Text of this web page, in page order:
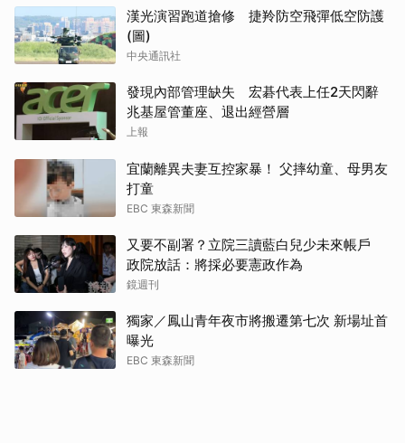
漢光演習跑道搶修 捷羚防空飛彈低空防護
(圖)
中央通訊社
發現內部管理缺失 宏碁代表上任2天閃辭
兆基屋管董座、退出經營層
上報
宜蘭離異夫妻互控家暴！ 父摔幼童、母男友
打童
EBC 東森新聞
又要不副署？立院三讀藍白兒少未來帳戶
政院放話：將採必要憲政作為
鏡週刊
獨家／鳳山青年夜市將搬遷第七次 新場址首
曝光
EBC 東森新聞